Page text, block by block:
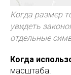
Когда размер
увидеть
отдельные
Когда
масштаба.